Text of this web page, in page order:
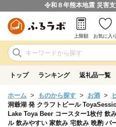
令和８年熊本地震 災害
上限額 お気に入り
トップ ランキング 返礼品一覧
ホーム ものから探す お酒
洞爺湖 発 クラフトビール
Lake Toya Beer コースター1枚付 飲
ル 飲みやすい 家飲み 宅飲み 晩酌 バ